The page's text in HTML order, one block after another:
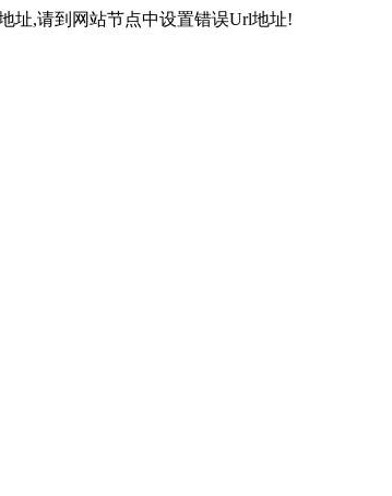
址,请到网站节点中设置错误Url地址!